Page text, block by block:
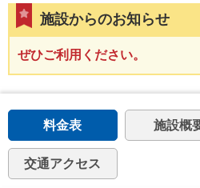
施設からのお知らせ
ぜひご利用ください。
料金表 施設概
交通アクセス